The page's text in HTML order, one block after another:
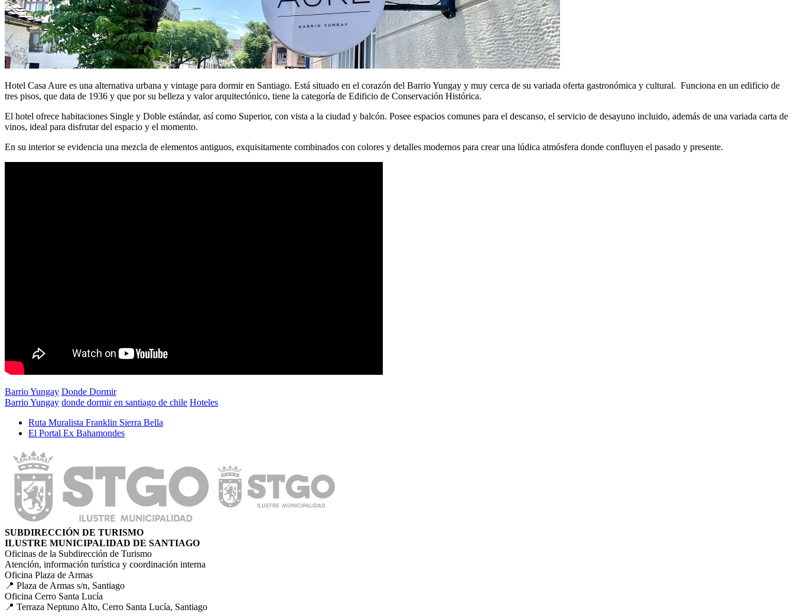
Hotel Casa Aure es una alternativa urbana y vintage para dormir en Santiago. Está situado en el corazón del Barrio Yungay y muy cerca de su variada oferta gastronómica y cultural. Funciona en un edificio de
tres pisos, que data de 1936 y que por su belleza y valor arquitectónico, tiene la categoría de Edificio de Conservación Histórica.
El hotel ofrece habitaciones Single y Doble estándar, así como Superior, con vista a la ciudad y balcón. Posee espacios comunes para el descanso, el servicio de desayuno incluido, además de una variada carta de
vinos, ideal para disfrutar del espacio y el momento.
En su interior se evidencia una mezcla de elementos antiguos, exquisitamente combinados con colores y detalles modernos para crear una lúdica atmósfera donde confluyen el pasado y presente.
Barrio Yungay Donde Dormir
Barrio Yungay donde dormir en santiago de chile Hoteles
Ruta Muralista Franklin Sierra Bella
El Portal Ex Bahamondes
SUBDIRECCIÓN DE TURISMO
ILUSTRE MUNICIPALIDAD DE SANTIAGO
Oficinas de la Subdirección de Turismo
Atención, información turística y coordinación interna
Oficina Plaza de Armas
📍 Plaza de Armas s/n, Santiago
Oficina Cerro Santa Lucía
📍 Terraza Neptuno Alto, Cerro Santa Lucía, Santiago